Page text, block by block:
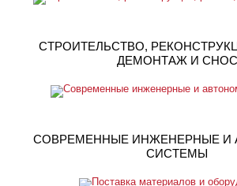
СТРОИТЕЛЬСТВО,
ДЕМОНТАЖ И СНОС
СОВРЕМЕННЫЕ ИНЖЕНЕРНЫЕ И
СИСТЕМЫ